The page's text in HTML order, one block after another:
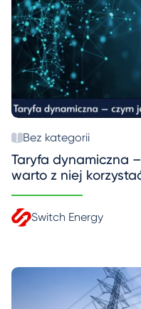
Bez kategorii
Taryfa dynamiczna
warto z niej
Switch Energy